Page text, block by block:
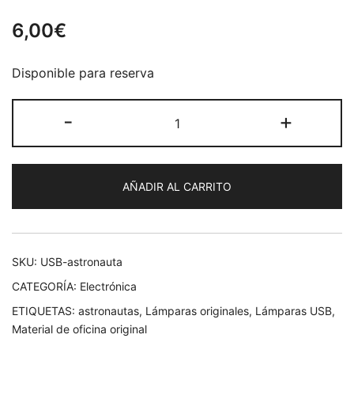
6,00€
Disponible para reserva
-
Astronauta
USB
+
AÑADIR AL CARRITO
SKU: USB-astronauta
CATEGORÍA: Electrónica
ETIQUETAS: astronautas, Lámparas originales, Lámparas USB,
Material de oficina original